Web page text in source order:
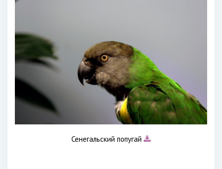
Сенегальский попугай